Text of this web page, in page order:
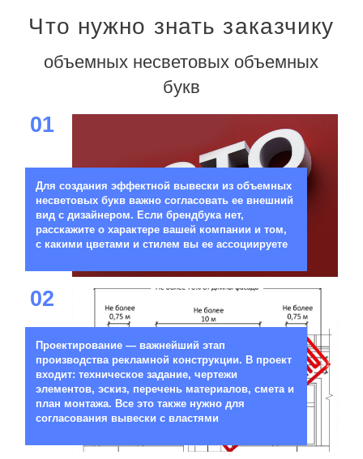
Что нужно знать заказчику
объемных несветовых объемных
букв
01
Для создания эффектной вывески из объемных
несветовых букв важно согласовать ее внешний
вид с дизайнером. Если брендбука нет,
расскажите о характере вашей компании и том,
с какими цветами и стилем вы ее ассоциируете
02
Проектирование — важнейший этап
производства рекламной конструкции. В проект
входит: техническое задание, чертежи
элементов, эскиз, перечень материалов, смета и
план монтажа. Все это также нужно для
согласования вывески с властями